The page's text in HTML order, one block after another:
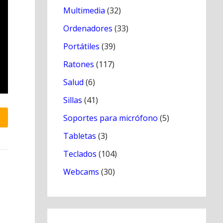
Multimedia (32)
Ordenadores (33)
Portátiles (39)
Ratones (117)
Salud (6)
Sillas (41)
Soportes para micrófono (5)
Tabletas (3)
Teclados (104)
Webcams (30)